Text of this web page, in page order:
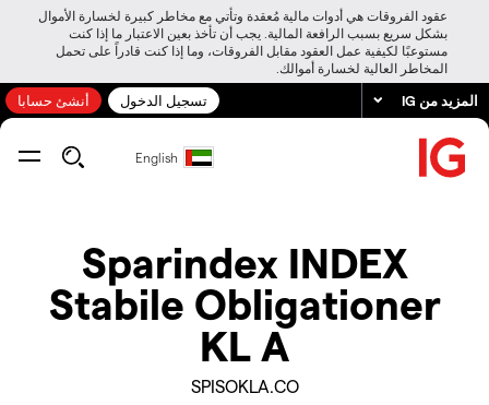
عقود الفروقات هي أدوات مالية مُعقدة وتأتي مع مخاطر كبيرة لخسارة الأموال
بشكل سريع بسبب الرافعة المالية. يجب أن تأخذ بعين الاعتبار ما إذا كنت
مستوعبًا لكيفية عمل العقود مقابل الفروقات، وما إذا كنت قادراً على تحمل
المخاطر العالية لخسارة أموالك.
المزيد من IG تسجيل الدخول أنشئ حسابا
English
Sparindex INDEX
Stabile Obligationer
KL A
SPISOKLA.CO